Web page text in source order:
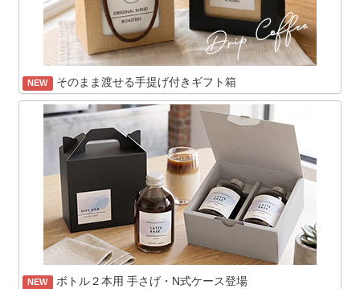
NEW そのまま渡せる手提げ付きギフト箱
NEW ボトル２本用 手さげ・N式ケース登場